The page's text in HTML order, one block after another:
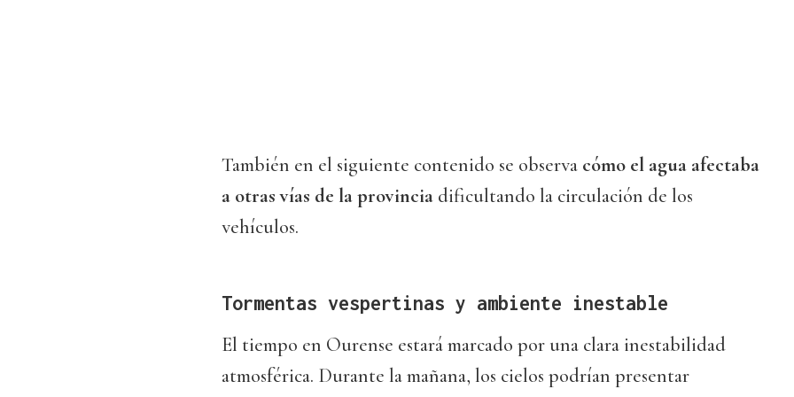
También en el siguiente contenido se observa cómo el agua afectaba
a otras vías de la provincia dificultando la circulación de los
vehículos.
Tormentas vespertinas y ambiente inestable
El tiempo en Ourense estará marcado por una clara inestabilidad
atmosférica. Durante la mañana, los cielos podrían presentar